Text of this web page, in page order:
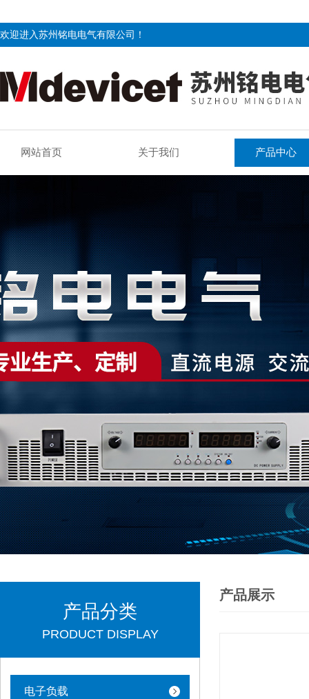
欢迎进入苏州铭电电气有限公司！
网站首页 关于我们 产品中心
产品分类
PRODUCT DISPLAY
电子负载
产品展示